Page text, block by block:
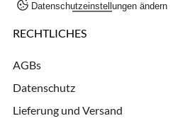
Datenschutzeinstellungen ändern
RECHTLICHES
AGBs
Datenschutz
Lieferung und Versand